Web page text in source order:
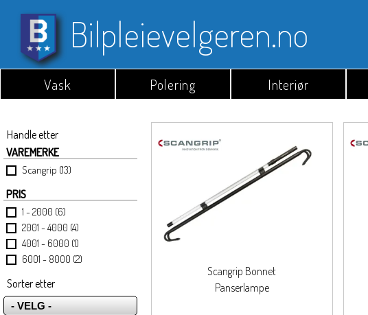
Bilpleievelgeren.no
Vask Polering Interiør
Handle etter
VAREMERKE
Scangrip (13)
PRIS
1 - 2000 (6)
2001 - 4000 (4)
4001 - 6000 (1)
6001 - 8000 (2)
Sorter etter
Scangrip Bonnet
Panserlampe